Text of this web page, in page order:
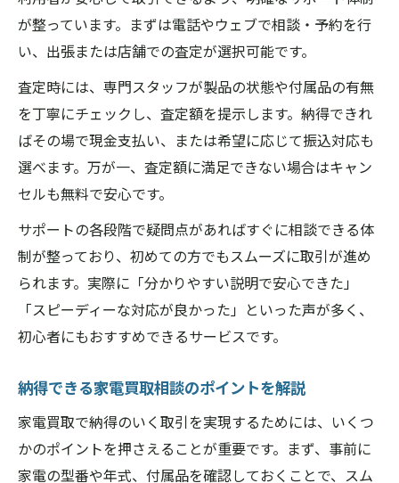
が整っています。まずは電話やウェブで相談・予約を行
い、出張または店舗での査定が選択可能です。
査定時には、専門スタッフが製品の状態や付属品の有無
を丁寧にチェックし、査定額を提示します。納得できれ
ばその場で現金支払い、または希望に応じて振込対応も
選べます。万が一、査定額に満足できない場合はキャン
セルも無料で安心です。
サポートの各段階で疑問点があればすぐに相談できる体
制が整っており、初めての方でもスムーズに取引が進め
られます。実際に「分かりやすい説明で安心できた」
「スピーディーな対応が良かった」といった声が多く、
初心者にもおすすめできるサービスです。
納得できる家電買取相談のポイントを解説
家電買取で納得のいく取引を実現するためには、いくつ
かのポイントを押さえることが重要です。まず、事前に
家電の型番や年式、付属品を確認しておくことで、スム